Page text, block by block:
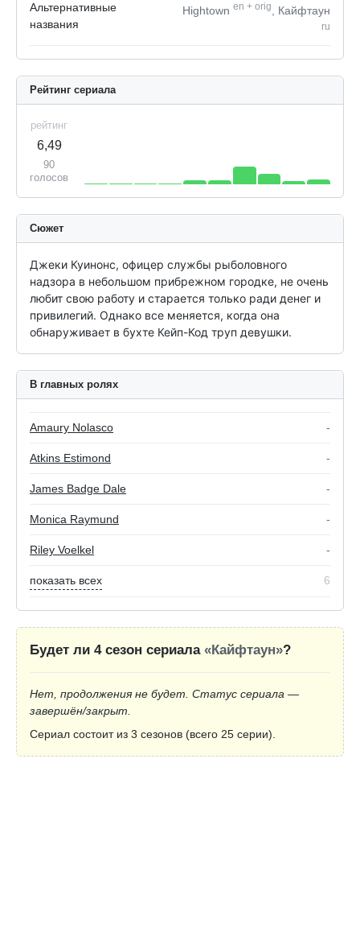
Альтернативные
названия
Hightown en + orig , Кайфтаун
ru
Рейтинг сериала
рейтинг
6,49
90
голосов
Сюжет
Джеки Куинонс, офицер службы рыболовного
надзора в небольшом прибрежном городке, не очень
любит свою работу и старается только ради денег и
привилегий. Однако все меняется, когда она
обнаруживает в бухте Кейп-Код труп девушки.
В главных ролях
Amaury Nolasco -
Atkins Estimond -
James Badge Dale -
Monica Raymund -
Riley Voelkel -
показать всех 6
Будет ли 4 сезон сериала «Кайфтаун»?
Нет, продолжения не будет. Статус сериала —
завершён/закрыт.
Сериал состоит из 3 сезонов (всего 25 серии).